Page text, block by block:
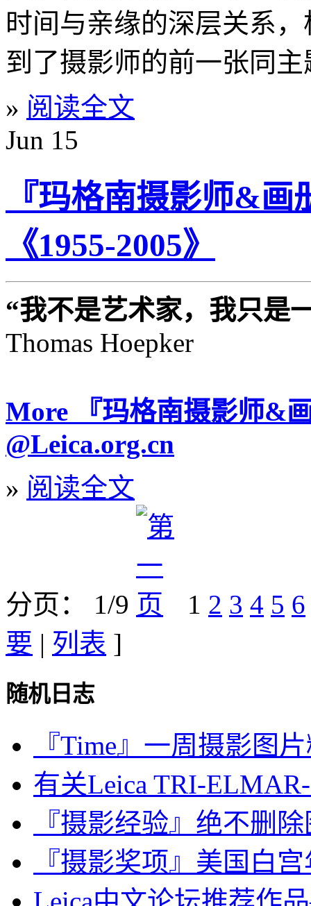
时间与亲缘的深层关系
到了摄影师的前一张同主
» 阅读全文
Jun 15
『玛格南摄影师&画
《1955-2005》
“我不是艺术家，我只是
Thomas Hoepker
More 『玛格南摄影师&
@Leica.org.cn
» 阅读全文
分页： 1/9 1 2 3 4 5 6
要 | 列表 ]
随机日志
『Time』一周摄影图
有关Leica TRI-
『摄影经验』绝不删
『摄影奖项』美国白